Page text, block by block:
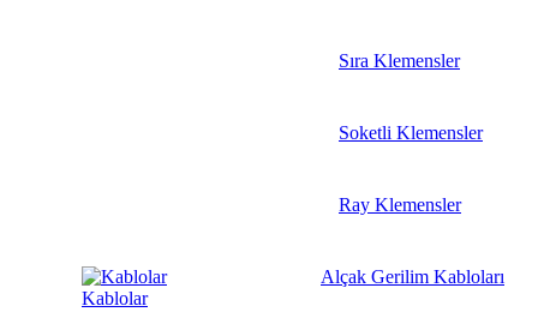
Sıra Klemensler
Soketli Klemensler
Ray Klemensler
Kablolar
Alçak Gerilim Kabloları